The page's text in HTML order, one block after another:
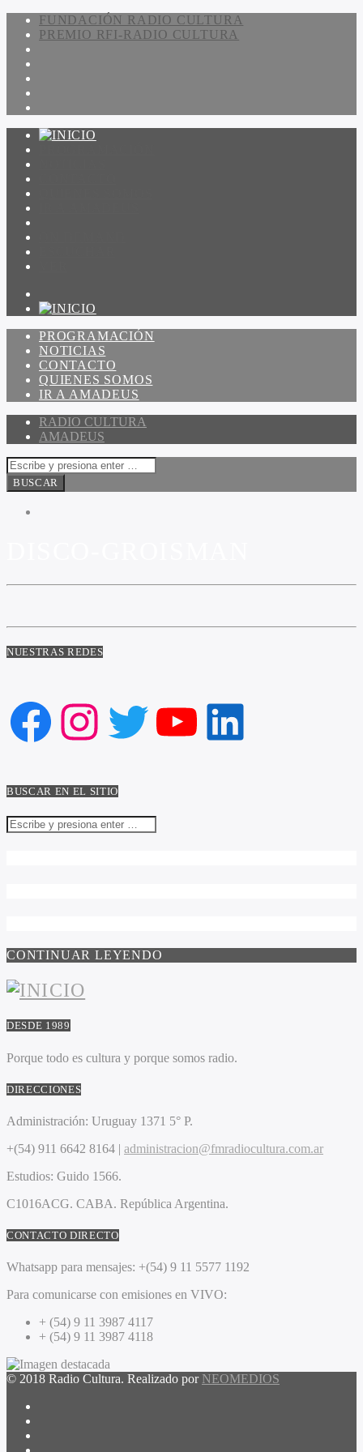
FUNDACIÓN RADIO CULTURA
PREMIO RFI-RADIO CULTURA
PROGRAMACIÓN
NOTICIAS
CONTACTO
QUIENES SOMOS
IR A AMADEUS
RADIO CULTURA
AMADEUS
NUESTRAS REDES
Facebook
Instagram
Twitter
YouTube
LinkedIn
BUSCAR EN EL SITIO
CONTINUAR LEYENDO
DESDE 1989
Porque todo es cultura y porque somos radio.
DIRECCIONES
Administración: Uruguay 1371 5° P.
+(54) 911 6642 8164 | administracion@fmradiocultura.com.ar
Estudios: Guido 1566.
C1016ACG. CABA. República Argentina.
CONTACTO DIRECTO
Whatsapp para mensajes: +(54) 9 11 5577 1192
Para comunicarse con emisiones en VIVO:
+ (54) 9 11 3987 4117
+ (54) 9 11 3987 4118
© 2018 Radio Cultura. Realizado por NEOMEDIOS